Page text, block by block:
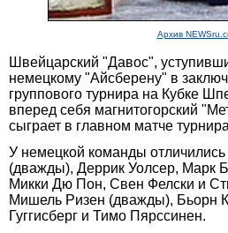
Архив
Швейцарский "Давос",
немецкому "Айсберену" в
группового турнира на Кубке
вперед себя магнитогорский
сыграет в главном матче
У немецкой команды
(дважды), Деррик Уолсер, Марк
Микки Дю Пон, Свен Фелски и
Мишель Ризен (дважды), Бьорн
Гуггисберг и Тимо Пярссинен.